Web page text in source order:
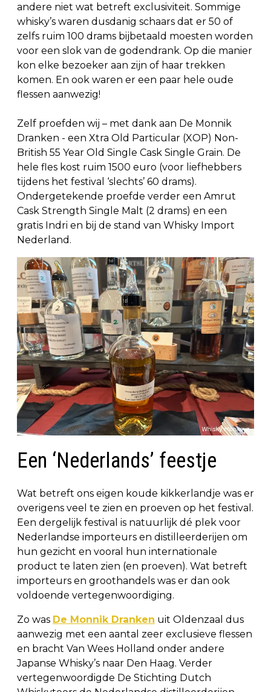
andere niet wat betreft exclusiviteit. Sommige
whisky’s waren dusdanig schaars dat er 50 of
zelfs ruim 100 drams bijbetaald moesten worden
voor een slok van de godendrank. Op die manier
kon elke bezoeker aan zijn of haar trekken
komen. En ook waren er een paar hele oude
flessen aanwezig!
Zelf proefden wij – met dank aan De Monnik
Dranken - een Xtra Old Particular (XOP) Non-
British 55 Year Old Single Cask Single Grain. De
hele fles kost ruim 1500 euro (voor liefhebbers
tijdens het festival ‘slechts’ 60 drams).
Ondergetekende proefde verder een Amrut
Cask Strength Single Malt (2 drams) en een
gratis Indri en bij de stand van Whisky Import
Nederland.
Een ‘Nederlands’ feestje
Wat betreft ons eigen koude kikkerlandje was er
overigens veel te zien en proeven op het festival.
Een dergelijk festival is natuurlijk dé plek voor
Nederlandse importeurs en distilleerderijen om
hun gezicht en vooral hun internationale
product te laten zien (en proeven). Wat betreft
importeurs en groothandels was er dan ook
voldoende vertegenwoordiging.
Zo was De Monnik Dranken uit Oldenzaal dus
aanwezig met een aantal zeer exclusieve flessen
en bracht Van Wees Holland onder andere
Japanse Whisky’s naar Den Haag. Verder
vertegenwoordigde De Stichting Dutch